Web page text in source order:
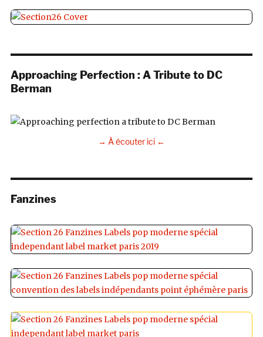
Approaching Perfection : A Tribute to DC
Berman
→ À écouter ici ←
Fanzines